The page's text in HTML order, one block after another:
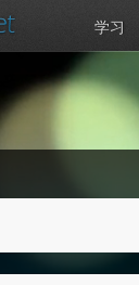
学习